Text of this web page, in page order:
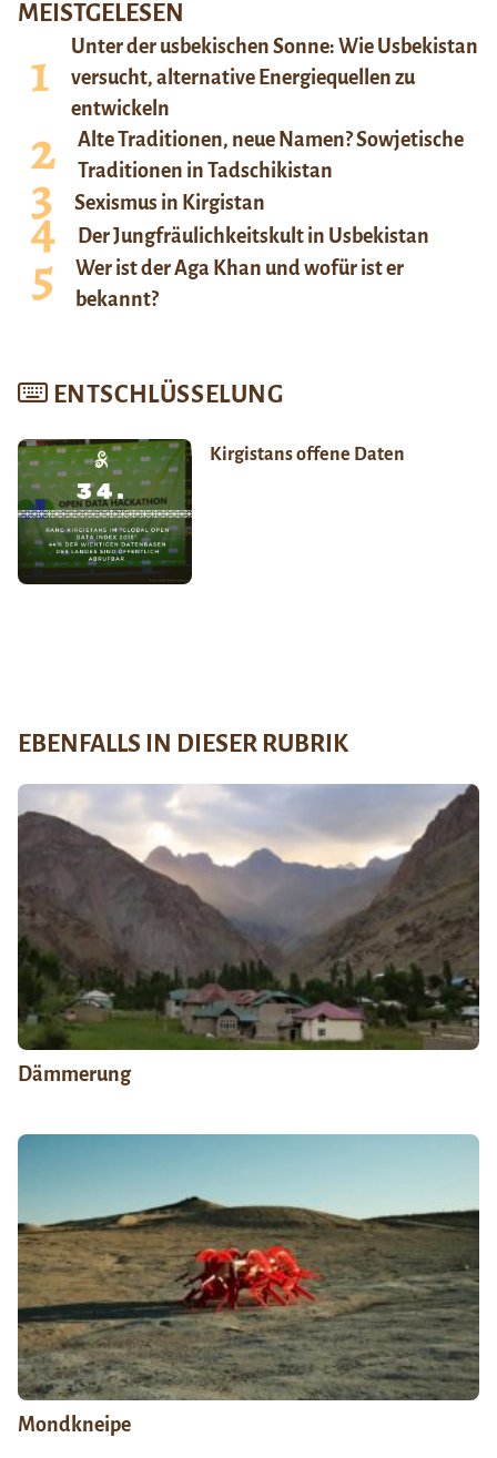
MEISTGELESEN
Unter der usbekischen Sonne: Wie Usbekistan
versucht, alternative Energiequellen zu
entwickeln
Alte Traditionen, neue Namen? Sowjetische
Traditionen in Tadschikistan
Sexismus in Kirgistan
Der Jungfräulichkeitskult in Usbekistan
Wer ist der Aga Khan und wofür ist er
bekannt?
ENTSCHLÜSSELUNG
Kirgistans offene Daten
EBENFALLS IN DIESER RUBRIK
Dämmerung
Mondkneipe